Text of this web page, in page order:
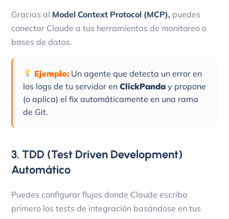
Gracias al Model Context Protocol (MCP), puedes
conectar Claude a tus herramientas de monitoreo o
bases de datos.
Ejemplo: Un agente que detecta un error en
los logs de tu servidor en ClickPanda y propone
(o aplica) el fix automáticamente en una rama
de Git.
3. TDD (Test Driven Development)
Automático
Puedes configurar flujos donde Claude escriba
primero los tests de integración basándose en tus